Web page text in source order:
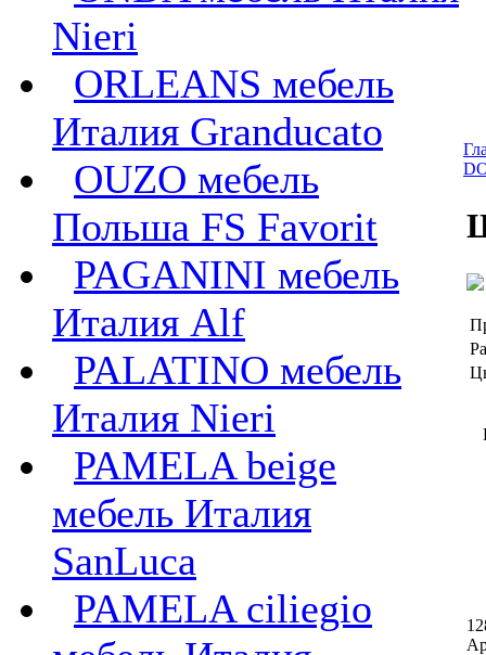
Nieri
ORLEANS мебель
Италия Granducato
OUZO мебель
Польша FS Favorit
PAGANINI мебель
Италия Alf
PALATINO мебель
Италия Nieri
PAMELA beige
мебель Италия
SanLuca
PAMELA ciliegio